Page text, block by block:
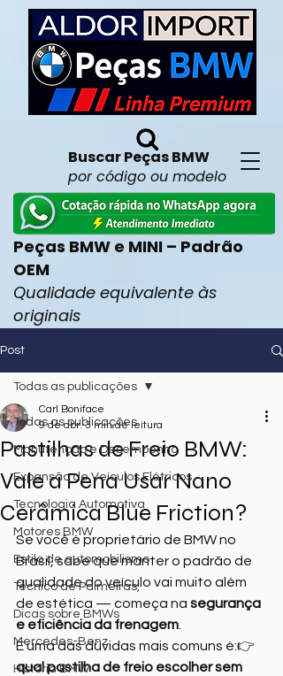
Buscar Peças BMW
por código ou modelo
Peças BMW e MINI – Padrão
OEM
Qualidade equivalente às
originais
Post
Todas as publicações
Manutenção e Desempenho
Expansão de Veículos Elétricos
Tecnologia Automotiva
Motores BMW
Estilo de automobilismo
Técnico de Palmeiras,
Dicas sobre BMWs
Mercedes-Benz
Historia BMW
Todas as publicações
Pastilhas de Freio BMW:
Vale a Pena Usar Nano
Cerâmica Blue Friction?
Carl Boniface
9 de abr. 3 min de leitura
Se você é proprietário de BMW no
Brasil, sabe que manter o padrão de
qualidade do veículo vai muito além
de estética — começa na segurança
e eficiência da frenagem
E uma das dúvidas mais comuns é:👉
qual pastilha de freio escolher sem